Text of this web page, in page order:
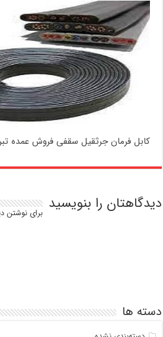
کابل فرمان جرثقیل سقفی فروش عمده
دیدگاهتان را بنویسید برای نوشتن
دسته ها